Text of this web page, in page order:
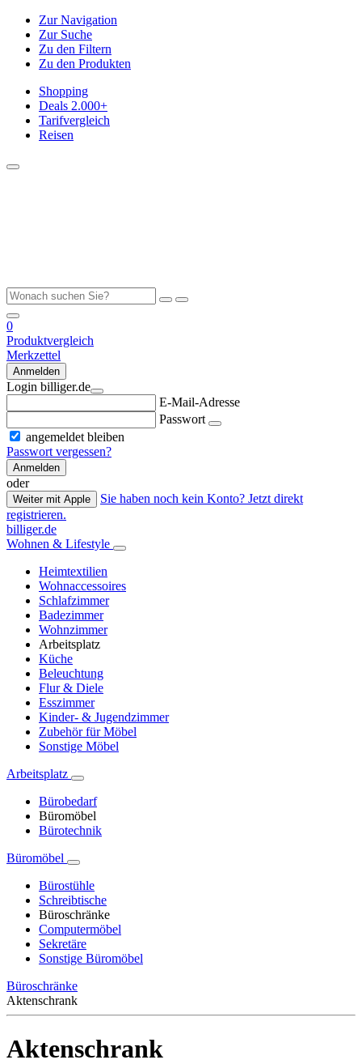
Zur Navigation
Zur Suche
Zu den Filtern
Zu den Produkten
Shopping
Deals 2.000+
Tarifvergleich
Reisen
0
Produktvergleich
Merkzettel
Anmelden
Login billiger.de
E-Mail-Adresse
Passwort
angemeldet bleiben
Passwort vergessen?
Anmelden
oder
Weiter mit Apple
Sie haben noch kein Konto? Jetzt direkt
registrieren.
billiger.de
Wohnen & Lifestyle
Heimtextilien
Wohnaccessoires
Schlafzimmer
Badezimmer
Wohnzimmer
Arbeitsplatz
Küche
Beleuchtung
Flur & Diele
Esszimmer
Kinder- & Jugendzimmer
Zubehör für Möbel
Sonstige Möbel
Arbeitsplatz
Bürobedarf
Büromöbel
Bürotechnik
Büromöbel
Bürostühle
Schreibtische
Büroschränke
Computermöbel
Sekretäre
Sonstige Büromöbel
Büroschränke
Aktenschrank
Aktenschrank